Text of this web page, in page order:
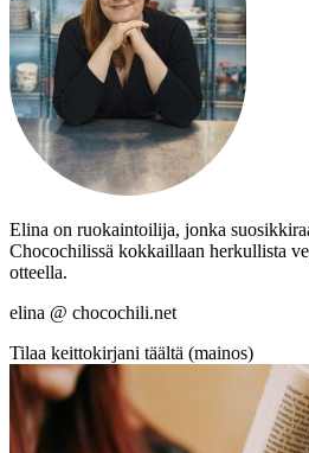
Elina on ruokaintoilija, jonka
Chocochilissä kokkaillaan herkullista
otteella.
elina @ chocochili.net
Tilaa keittokirjani täältä (mainos)